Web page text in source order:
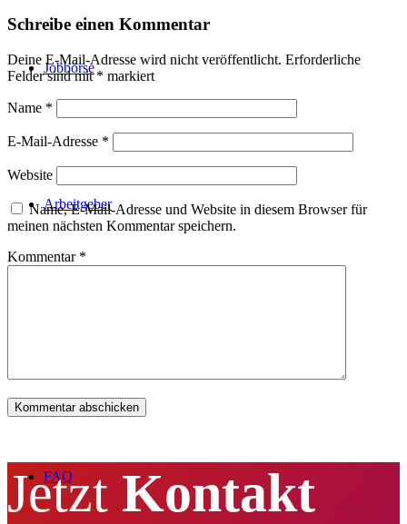
Jobbörse
Arbeitgeber
FAQ
Schreibe einen Kommentar
Deine E-Mail-Adresse wird nicht veröffentlicht. Erforderliche
Felder sind mit* markiert
Name *
E-Mail-Adresse *
Website
Name, E-Mail-Adresse und Website in diesem Browser für
meinen nächsten Kommentar speichern.
Kommentar *
Jetzt Kontakt